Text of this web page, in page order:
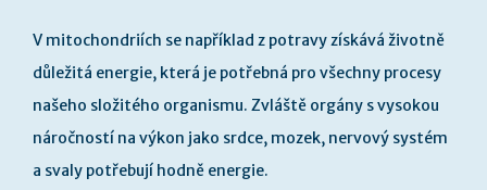
V mitochondriích se například z potravy získává životně
důležitá energie, která je potřebná pro všechny procesy
našeho složitého organismu. Zvláště orgány s vysokou
náročností na výkon jako srdce, mozek, nervový systém
a svaly potřebují hodně energie.